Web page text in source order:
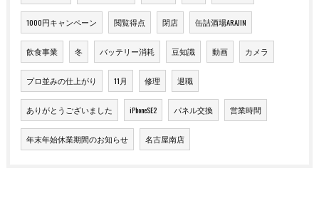
1000円キャンペーン 閲覧得点 閉店 缶詰酒場ARAJIN
飲食事業 冬 バッテリー消耗 豆知識 動画 カメラ
プロ並みの仕上がり 11月 修理 退職
ありがとうございました iPhoneSE2 パネル交換 営業時間
年末年始休業期間のお知らせ 名古屋南店